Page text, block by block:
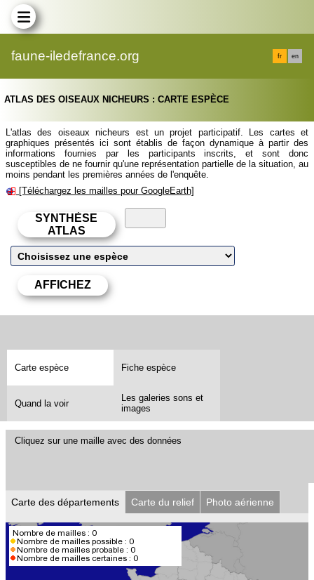
faune-iledefrance.org fr en
ATLAS DES OISEAUX NICHEURS : CARTE ESPÈCE
L'atlas des oiseaux nicheurs est un projet participatif. Les cartes et
graphiques présentés ici sont établis de façon dynamique à partir des
informations fournies par les participants inscrits, et sont donc
susceptibles de ne fournir qu'une représentation partielle de la situation, au
moins pendant les premières années de l'enquête.
[Téléchargez les mailles pour GoogleEarth]
Carte espèce Fiche espèce
Quand la voir
Les galeries sons et
images
Cliquez sur une maille avec des données
Carte des départements Carte du relief Photo aérienne